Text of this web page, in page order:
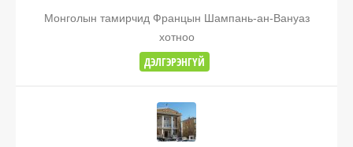
Монголын тамирчид Францын Шампань-ан-Вануаз
хотноо
ДЭЛГЭРЭНГҮЙ